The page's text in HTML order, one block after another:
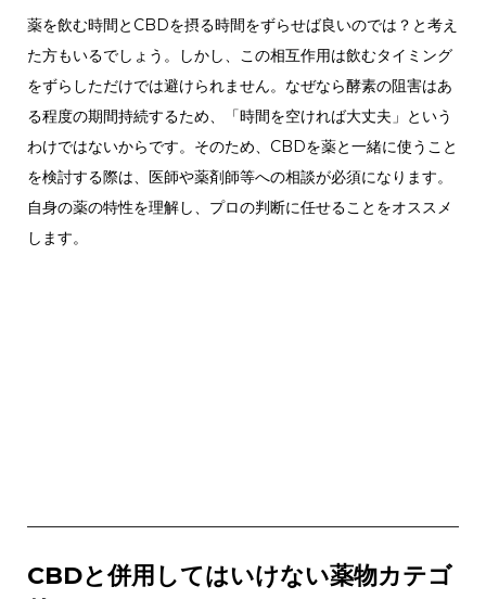
薬を飲む時間とCBDを摂る時間をずらせば良いのでは？と考え
た方もいるでしょう。しかし、この相互作用は飲むタイミング
をずらしただけでは避けられません。なぜなら酵素の阻害はあ
る程度の期間持続するため、「時間を空ければ大丈夫」という
わけではないからです。そのため、CBDを薬と一緒に使うこと
を検討する際は、医師や薬剤師等への相談が必須になります。
自身の薬の特性を理解し、プロの判断に任せることをオススメ
します。
CBDと併用してはいけない薬物カテゴ